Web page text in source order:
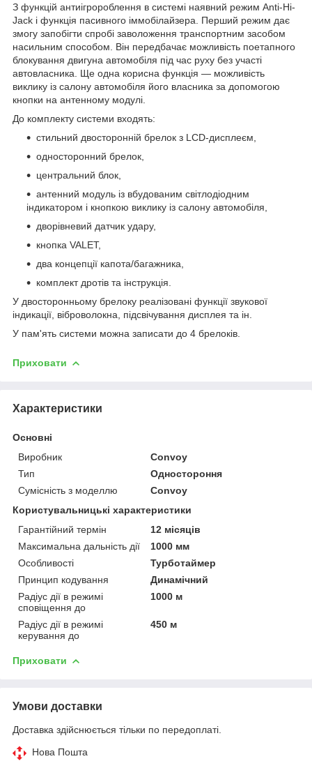
З функцій антиігророблення в системі наявний режим Anti-Hi-
Jack і функція пасивного іммобілайзера. Перший режим дає
змогу запобігти спробі заволоження транспортним засобом
насильним способом. Він передбачає можливість поетапного
блокування двигуна автомобіля під час руху без участі
автовласника. Ще одна корисна функція — можливість
виклику із салону автомобіля його власника за допомогою
кнопки на антенному модулі.
До комплекту системи входять:
стильний двосторонній брелок з LCD-дисплеєм,
односторонний брелок,
центральний блок,
антенний модуль із вбудованим світлодіодним
індикатором і кнопкою виклику із салону автомобіля,
дворівневий датчик удару,
кнопка VALET,
два концепції капота/багажника,
комплект дротів та інструкція.
У двосторонньому брелоку реалізовані функції звукової
індикації, віброволокна, підсвічування дисплея та ін.
У пам'ять системи можна записати до 4 брелоків.
Приховати
Характеристики
Основні
Виробник
Convoy
Тип
Одностороння
Сумісність з моделлю
Convoy
Користувальницькі характеристики
Гарантійний термін
12 місяців
Максимальна дальність дії
1000 мм
Особливості
Турботаймер
Принцип кодування
Динамічний
Радіус дії в режимі
сповіщення до
1000 м
Радіус дії в режимі
керування до
450 м
Приховати
Умови доставки
Доставка здійснюється тільки по передоплаті.
Нова Пошта